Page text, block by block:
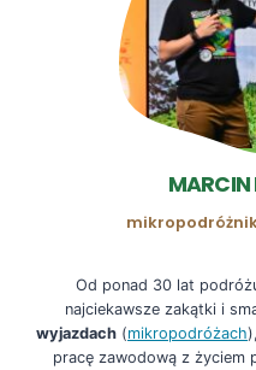
Od ponad 30 lat
najciekawsze zakątki i
wyjazdach (mikropodróżach
pracę zawodową z życiem